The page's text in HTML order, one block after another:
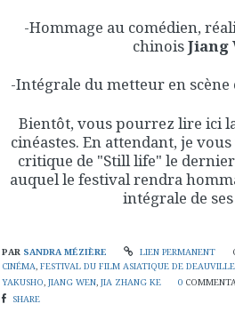
-Hommage au comédien,
chinoisJiang
-Intégrale du metteur en scène
Bientôt, vous pourrez lire ici
cinéastes. En attendant, je
critique de "Still life" le
auquel le festival rendra
intégrale de
PAR SANDRA MÉZIÈRE LIEN PERMANENT
CINÉMA, FESTIVAL DU FILM ASIATIQUE DE DEAUVILLE
YAKUSHO, JIANG WEN, JIA ZHANG KE 0
SHARE